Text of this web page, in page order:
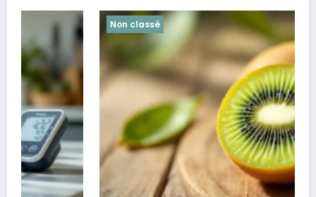
Non classé